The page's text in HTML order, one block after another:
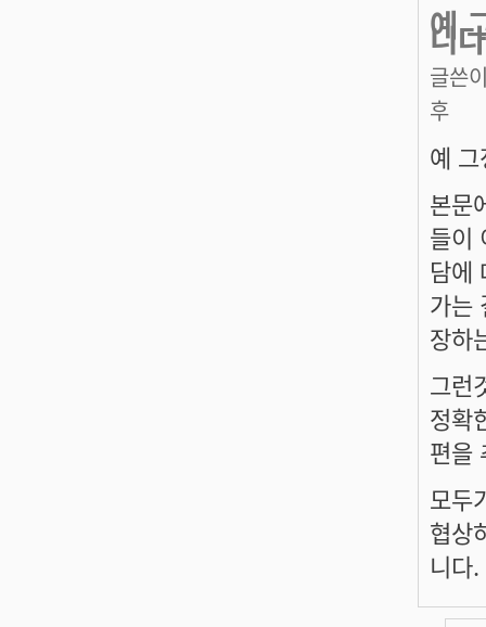
예
니
글쓴
후
예
본문
들이
담에
가는
장하
그런
정확
편을
모두
협상
니다.